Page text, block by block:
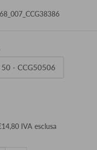
- CCG50506
IVA esclusa